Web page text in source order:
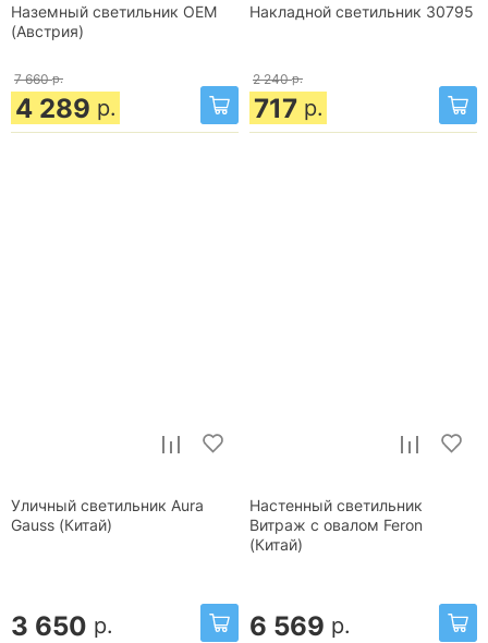
Наземный светильник OEM
(Австрия)
7 660 р.
4 289 р.
Накладной светильник 30795
2 240 р.
717 р.
Уличный светильник Aura
Gauss (Китай)
3 650 р.
Настенный светильник
Витраж с овалом Feron
(Китай)
6 569 р.